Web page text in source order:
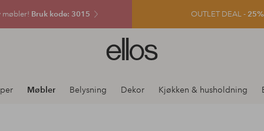
møbler! Bruk kode: 3015 OUTLET DEAL -
Ellos
logo
gå
Møbler Belysning Dekor Kjøkken & husholdning